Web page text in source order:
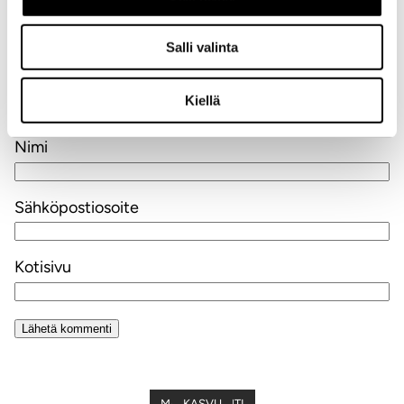
Salli valinta
Kiellä
Nimi
Sähköpostiosoite
Kotisivu